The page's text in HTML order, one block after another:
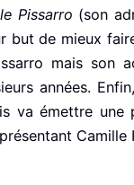
Pissarro (son
but de mieux
mais son
années.
va émettre une
Camille